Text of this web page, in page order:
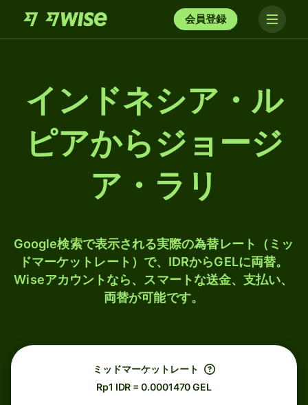
会員登録
インドネシア・ル
ピアからジョージ
ア・ラリ
Google検索で表示される実際の為替レート（ミッ
ドマーケットレート）で、IDRからGELに両替。
Wiseアカウントなら、スマートな送金、支払い、
両替が可能です。
ミッドマーケットレート
Rp1 IDR = 0.0001470 GEL